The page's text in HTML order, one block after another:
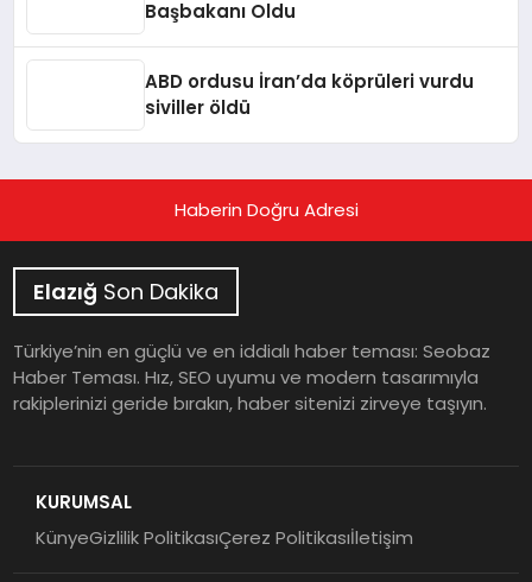
Başbakanı Oldu
ABD ordusu İran’da köprüleri vurdu
siviller öldü
Haberin Doğru Adresi
Elazığ Son Dakika
Türkiye’nin en güçlü ve en iddialı haber teması: Seobaz
Haber Teması. Hız, SEO uyumu ve modern tasarımıyla
rakiplerinizi geride bırakın, haber sitenizi zirveye taşıyın.
KURUMSAL
KünyeGizlilik PolitikasıÇerez Politikasıİletişim